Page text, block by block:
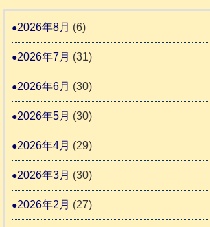
3
り
市
議
熊
震
援
報
2026年8月 (6)
2026年7月 (31)
2026年6月 (30)
2026年5月 (30)
2026年4月 (29)
2026年3月 (30)
2026年2月 (27)